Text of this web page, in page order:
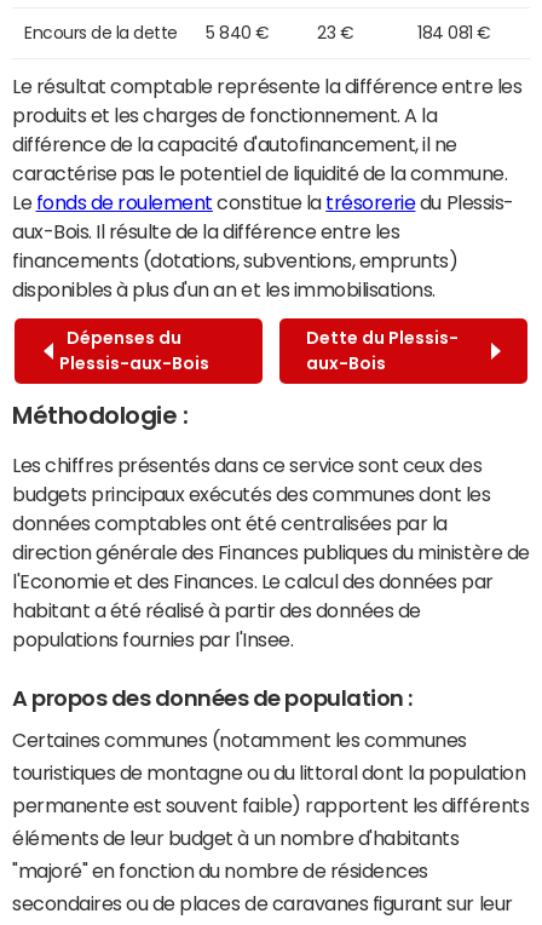
Encours de la dette 5 840 € 23 € 184 081 €
Le résultat comptable représente la différence entre les
produits et les charges de fonctionnement. A la
différence de la capacité d'autofinancement, il ne
caractérise pas le potentiel de liquidité de la commune.
Le fonds de roulement constitue la trésoreriedu Plessis-
aux-Bois. Il résulte de la différence entre les
financements (dotations, subventions, emprunts)
disponibles à plus d'un an et les immobilisations.
Dépenses du
Plessis-aux-Bois
Dette du Plessis-
aux-Bois
Méthodologie :
Les chiffres présentés dans ce service sont ceux des
budgets principaux exécutés des communes dont les
données comptables ont été centralisées par la
direction générale des Finances publiques du ministère de
l'Economie et des Finances. Le calcul des données par
habitant a été réalisé à partir des données de
populations fournies par l'Insee.
A propos des données de population :
Certaines communes (notamment les communes
touristiques de montagne ou du littoral dont la population
permanente est souvent faible) rapportent les différents
éléments de leur budget à un nombre d'habitants
"majoré" en fonction du nombre de résidences
secondaires ou de places de caravanes figurant sur leur